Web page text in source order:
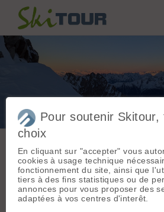
col d'Argentiere
Sortie dudimanche 4 janvier
2026
juliencolombe
Pour soutenir Skitour,
choix
En cliquant sur "accepter" vous
cookies à usage technique
fonctionnement du site, ainsi que
tiers à des fins statistiques ou de
annonces pour vous proposer des
adaptées à vos centres d'interêt.